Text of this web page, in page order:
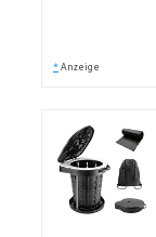
* Anzeige